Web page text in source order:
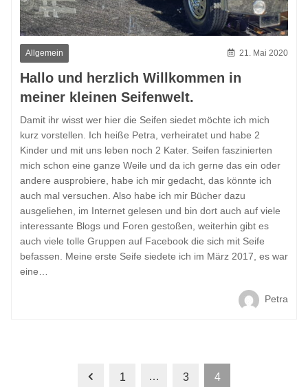
Allgemein 21. Mai 2020
Hallo und herzlich Willkommen in
meiner kleinen Seifenwelt.
Damit ihr wisst wer hier die Seifen siedet möchte ich mich
kurz vorstellen. Ich heiße Petra, verheiratet und habe 2
Kinder und mit uns leben noch 2 Kater. Seifen faszinierten
mich schon eine ganze Weile und da ich gerne das ein oder
andere ausprobiere, habe ich mir gedacht, das könnte ich
auch mal versuchen. Also habe ich mir Bücher dazu
ausgeliehen, im Internet gelesen und bin dort auch auf viele
interessante Blogs und Foren gestoßen, weiterhin gibt es
auch viele tolle Gruppen auf Facebook die sich mit Seife
befassen. Meine erste Seife siedete ich im März 2017, es war
eine…
Petra
1 … 3 4